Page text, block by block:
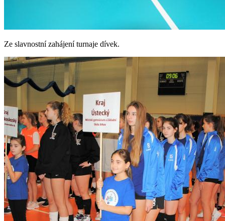
Ze slavnostní zahájení turnaje dívek.